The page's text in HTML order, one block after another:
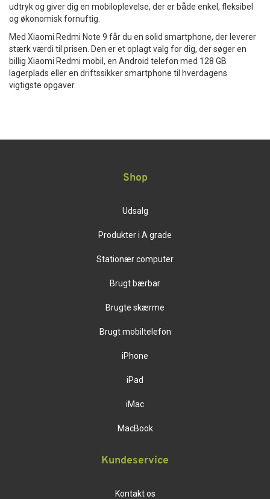
udtryk og giver dig en mobiloplevelse, der er både enkel, fleksibel
og økonomisk fornuftig.
Med Xiaomi Redmi Note 9 får du en solid smartphone, der leverer
stærk værdi til prisen. Den er et oplagt valg for dig, der søger en
billig Xiaomi Redmi mobil, en Android telefon med 128 GB
lagerplads eller en driftssikker smartphone til hverdagens
vigtigste opgaver.
Shop
Udsalg
Produkter i A grade
Stationær computer
Brugt bærbar
Brugte skærme
Brugt mobiltelefon
iPhone
iPad
iMac
MacBook
Kundeservice
Kontakt os